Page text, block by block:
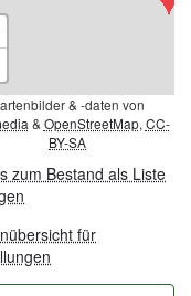
& -daten von
& OpenStreetMap, CC-
BY-SA
zum Bestand als Liste
für